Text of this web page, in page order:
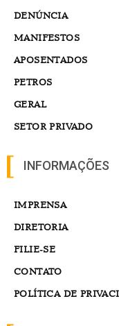
DENÚNCIA
MANIFESTOS
APOSENTADOS
PETROS
GERAL
SETOR PRIVADO
INFORMAÇÕES
IMPRENSA
DIRETORIA
FILIE-SE
CONTATO
POLÍTICA DE